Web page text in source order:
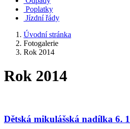
Poplatky
Jízdní řády
Úvodní stránka
Fotogalerie
Rok 2014
Rok 2014
Dětská mikulášská nadílka 6.